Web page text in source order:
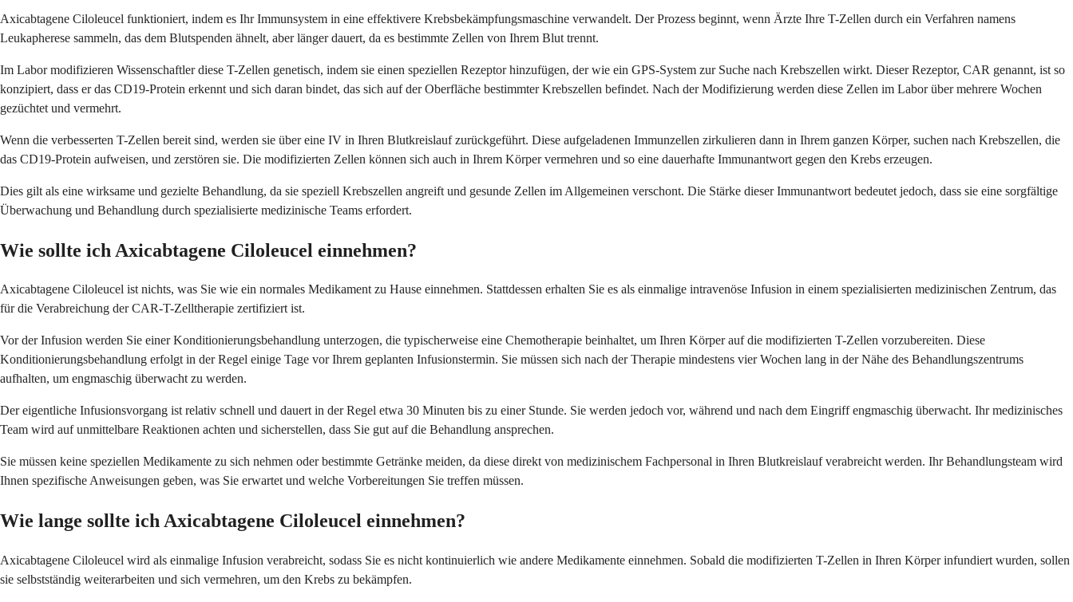
Axicabtagene Ciloleucel funktioniert, indem es Ihr Immunsystem in eine effektivere Krebsbekämpfungsmaschine verwandelt. Der Prozess beginnt, wenn Ärzte Ihre T-Zellen durch ein Verfahren namens
Leukapherese sammeln, das dem Blutspenden ähnelt, aber länger dauert, da es bestimmte Zellen von Ihrem Blut trennt.
Im Labor modifizieren Wissenschaftler diese T-Zellen genetisch, indem sie einen speziellen Rezeptor hinzufügen, der wie ein GPS-System zur Suche nach Krebszellen wirkt. Dieser Rezeptor, CAR genannt, ist so
konzipiert, dass er das CD19-Protein erkennt und sich daran bindet, das sich auf der Oberfläche bestimmter Krebszellen befindet. Nach der Modifizierung werden diese Zellen im Labor über mehrere Wochen
gezüchtet und vermehrt.
Wenn die verbesserten T-Zellen bereit sind, werden sie über eine IV in Ihren Blutkreislauf zurückgeführt. Diese aufgeladenen Immunzellen zirkulieren dann in Ihrem ganzen Körper, suchen nach Krebszellen, die
das CD19-Protein aufweisen, und zerstören sie. Die modifizierten Zellen können sich auch in Ihrem Körper vermehren und so eine dauerhafte Immunantwort gegen den Krebs erzeugen.
Dies gilt als eine wirksame und gezielte Behandlung, da sie speziell Krebszellen angreift und gesunde Zellen im Allgemeinen verschont. Die Stärke dieser Immunantwort bedeutet jedoch, dass sie eine sorgfältige
Überwachung und Behandlung durch spezialisierte medizinische Teams erfordert.
Wie sollte ich Axicabtagene Ciloleucel einnehmen?
Axicabtagene Ciloleucel ist nichts, was Sie wie ein normales Medikament zu Hause einnehmen. Stattdessen erhalten Sie es als einmalige intravenöse Infusion in einem spezialisierten medizinischen Zentrum, das
für die Verabreichung der CAR-T-Zelltherapie zertifiziert ist.
Vor der Infusion werden Sie einer Konditionierungsbehandlung unterzogen, die typischerweise eine Chemotherapie beinhaltet, um Ihren Körper auf die modifizierten T-Zellen vorzubereiten. Diese
Konditionierungsbehandlung erfolgt in der Regel einige Tage vor Ihrem geplanten Infusionstermin. Sie müssen sich nach der Therapie mindestens vier Wochen lang in der Nähe des Behandlungszentrums
aufhalten, um engmaschig überwacht zu werden.
Der eigentliche Infusionsvorgang ist relativ schnell und dauert in der Regel etwa 30 Minuten bis zu einer Stunde. Sie werden jedoch vor, während und nach dem Eingriff engmaschig überwacht. Ihr medizinisches
Team wird auf unmittelbare Reaktionen achten und sicherstellen, dass Sie gut auf die Behandlung ansprechen.
Sie müssen keine speziellen Medikamente zu sich nehmen oder bestimmte Getränke meiden, da diese direkt von medizinischem Fachpersonal in Ihren Blutkreislauf verabreicht werden. Ihr Behandlungsteam wird
Ihnen spezifische Anweisungen geben, was Sie erwartet und welche Vorbereitungen Sie treffen müssen.
Wie lange sollte ich Axicabtagene Ciloleucel einnehmen?
Axicabtagene Ciloleucel wird als einmalige Infusion verabreicht, sodass Sie es nicht kontinuierlich wie andere Medikamente einnehmen. Sobald die modifizierten T-Zellen in Ihren Körper infundiert wurden, sollen
sie selbstständig weiterarbeiten und sich vermehren, um den Krebs zu bekämpfen.